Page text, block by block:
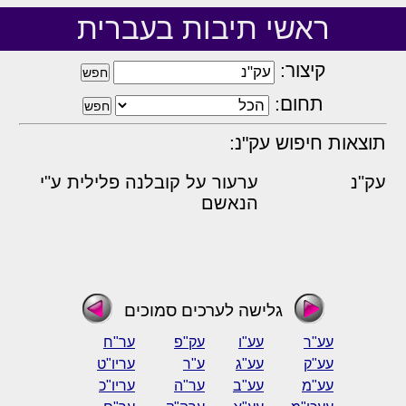
ראשי תיבות בעברית
קיצור:
תחום:
תוצאות חיפוש עק"נ:
עק"נ
ערעור על קובלנה פלילית ע"י
הנאשם
גלישה לערכים סמוכים
עע"ר עע"ו עק"פ
ער"ח
עע"ק
עע"ג ע"ר
עריו"ט
עע"מ
עע"ב ער"ה
עריו"כ